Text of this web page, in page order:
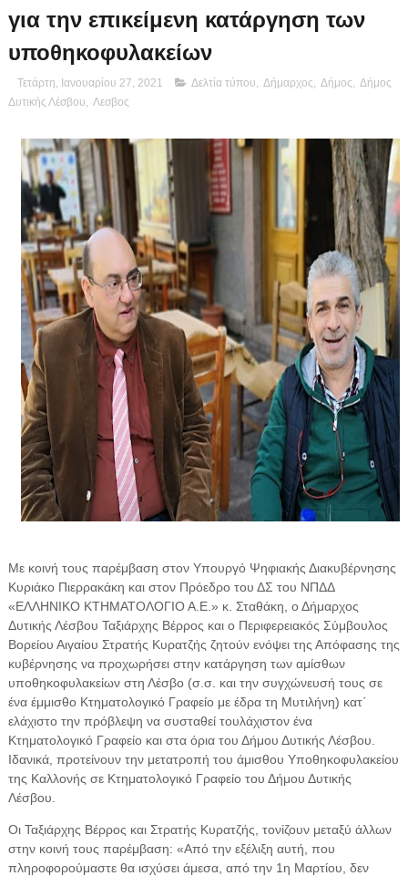
για την επικείμενη κατάργηση των
υποθηκοφυλακείων
Τετάρτη, Ιανουαρίου 27, 2021 Δελτία τύπου Δήμαρχος Δήμος
Δήμος
Δυτικής Λέσβου
Λεσβος
Με κοινή τους παρέμβαση στον Υπουργό Ψηφιακής Διακυβέρνησης
Κυριάκο Πιερρακάκη και στον Πρόεδρο του ΔΣ του ΝΠΔΔ
«ΕΛΛΗΝΙΚΟ ΚΤΗΜΑΤΟΛΟΓΙΟ Α.Ε.» κ. Σταθάκη, ο Δήμαρχος
Δυτικής Λέσβου Ταξιάρχης Βέρρος και ο Περιφερειακός Σύμβουλος
Βορείου Αιγαίου Στρατής Κυρατζής ζητούν ενόψει της Απόφασης της
κυβέρνησης να προχωρήσει στην κατάργηση των αμίσθων
υποθηκοφυλακείων στη Λέσβο (σ.σ. και την συγχώνευσή τους σε
ένα έμμισθο Κτηματολογικό Γραφείο με έδρα τη Μυτιλήνη) κατ΄
ελάχιστο την πρόβλεψη να συσταθεί τουλάχιστον ένα
Κτηματολογικό Γραφείο και στα όρια του Δήμου Δυτικής Λέσβου.
Ιδανικά, προτείνουν την μετατροπή του άμισθου Υποθηκοφυλακείου
της Καλλονής σε Κτηματολογικό Γραφείο του Δήμου Δυτικής
Λέσβου.
Οι Ταξιάρχης Βέρρος και Στρατής Κυρατζής, τονίζουν μεταξύ άλλων
στην κοινή τους παρέμβαση: «Από την εξέλιξη αυτή, που
πληροφορούμαστε θα ισχύσει άμεσα, από την 1η Μαρτίου, δεν